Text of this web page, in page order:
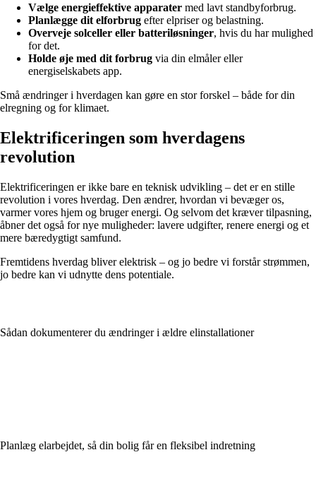
Vælge energieffektive apparater med lavt standbyforbrug.
Planlægge dit elforbrug efter elpriser og belastning.
Overveje solceller eller batteriløsninger, hvis du har mulighed
for det.
Holde øje med dit forbrug via din elmåler eller
energiselskabets app.
Små ændringer i hverdagen kan gøre en stor forskel – både for din
elregning og for klimaet.
Elektrificeringen som hverdagens
revolution
Elektrificeringen er ikke bare en teknisk udvikling – det er en stille
revolution i vores hverdag. Den ændrer, hvordan vi bevæger os,
varmer vores hjem og bruger energi. Og selvom det kræver tilpasning,
åbner det også for nye muligheder: lavere udgifter, renere energi og et
mere bæredygtigt samfund.
Fremtidens hverdag bliver elektrisk – og jo bedre vi forstår strømmen,
jo bedre kan vi udnytte dens potentiale.
Sådan dokumenterer du ændringer i ældre elinstallationer
Planlæg elarbejdet, så din bolig får en fleksibel indretning